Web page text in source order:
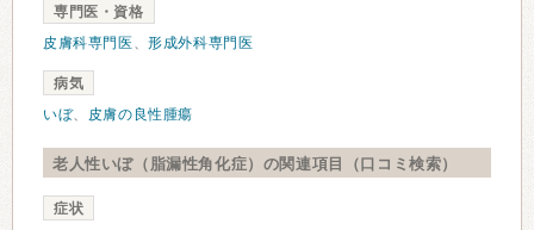
専門医・資格
皮膚科専門医 、形成外科専門医
病気
いぼ、 皮膚の良性腫瘍
老人性いぼ（脂漏性角化症）の関連項目（口コミ検索）
症状